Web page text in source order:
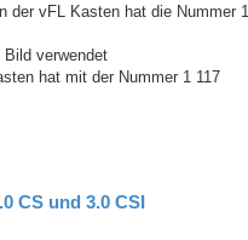
der vFL Kasten hat die Nummer 1
verwendet
hat mit der Nummer 1 117
CS und 3.0 CSI